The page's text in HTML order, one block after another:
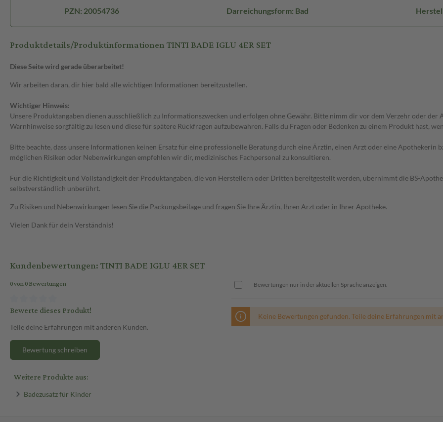
PZN: 20054736 Darreichungsform: Bad
Produktdetails/Produktinformationen TINTI BADE IGLU 4ER SET
Diese Seite wird gerade überarbeitet!
Wir arbeiten daran, dir hier bald alle wichtigen Informationen bereitzustellen.
Wichtiger Hinweis:
Unsere Produktangaben dienen ausschließlich zu Informationszwecken und erfolgen ohne Gewähr. Bitte nimm dir vor dem Verzehr oder
Warnhinweise sorgfältig zu lesen und diese für spätere Rückfragen aufzubewahren. Falls du Fragen oder Bedenken zu einem Produkt hast,
Bitte beachte, dass unsere Informationen keinen Ersatz für eine professionelle Beratung durch eine Ärztin, einen Arzt oder eine Apothekerin
möglichen Risiken oder Nebenwirkungen empfehlen wir dir, medizinisches Fachpersonal zu konsultieren.
Für die Richtigkeit und Vollständigkeit der Produktangaben, die von Herstellern oder Dritten bereitgestellt werden, übernimmt die BS-
selbstverständlich unberührt.
Zu Risiken und Nebenwirkungen lesen Sie die Packungsbeilage und fragen Sie Ihre Ärztin, Ihren Arzt oder in Ihrer Apotheke.
Vielen Dank für dein Verständnis!
Kundenbewertungen: TINTI BADE IGLU 4ER SET
0 von 0 Bewertungen
Bewerte dieses Produkt!
Teile deine Erfahrungen mit anderen Kunden.
Bewertung schreiben
Bewertungen nur in der aktuellen Sprache anzeigen.
Keine Bewertungen gefunden. Teile deine Erfahrungen mit
Weitere Produkte aus:
Badezusatz für Kinder